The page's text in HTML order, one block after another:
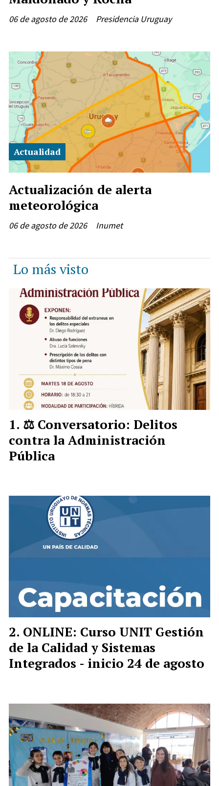
Presidencia Uruguay
06 de agosto de 2026
Actualización de alerta
meteorológica
Inumet
Actualidad
06 de agosto de 2026
Lo más visto
⚖️ Conversatorio: Delitos
contra la Administración
Pública
ONLINE: Curso UNIT Gestión
de la Calidad y Sistemas
Integrados - inicio 24 de agosto